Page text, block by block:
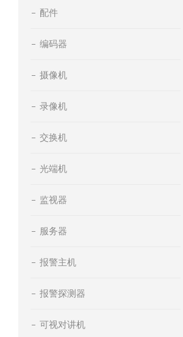
配件
编码器
摄像机
录像机
交换机
光端机
监视器
服务器
报警主机
报警探测器
可视对讲机